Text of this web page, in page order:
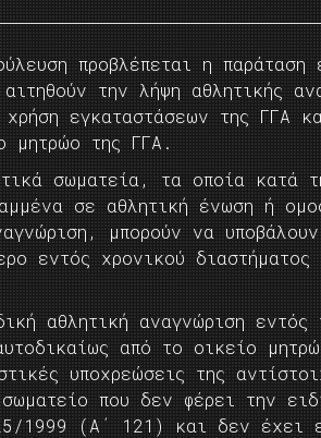
προβλέπεται η παράταση
την λήψη αθλητικής
εγκαταστάσεων της ΓΓΑ
μητρώο της ΓΓΑ.
σωματεία, τα οποία κατά
σε αθλητική ένωση ή
μπορούν να
εντός χρονικού
αθλητική αναγνώριση εντός
από το οικείο
υποχρεώσεις της
που δεν φέρει την
1999 (Α΄ 121) και δεν έχει